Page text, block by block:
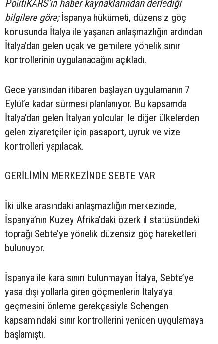
PolitiKARS’ın haber kaynaklarından derlediği
bilgilere göre;İspanya hükümeti, düzensiz göç
konusunda İtalya ile yaşanan anlaşmazlığın ardından
İtalya’dan gelen uçak ve gemilere yönelik sınır
kontrollerinin uygulanacağını açıkladı.
Gece yarısından itibaren başlayan uygulamanın 7
Eylül’e kadar sürmesi planlanıyor. Bu kapsamda
İtalya’dan gelen İtalyan yolcular ile diğer ülkelerden
gelen ziyaretçiler için pasaport, uyruk ve vize
kontrolleri yapılacak.
GERİLİMİN MERKEZİNDE SEBTE VAR
İki ülke arasındaki anlaşmazlığın merkezinde,
İspanya’nın Kuzey Afrika’daki özerk il statüsündeki
toprağı Sebte’ye yönelik düzensiz göç hareketleri
bulunuyor.
İspanya ile kara sınırı bulunmayan İtalya, Sebte’ye
yasa dışı yollarla giren göçmenlerin İtalya’ya
geçmesini önleme gerekçesiyle Schengen
kapsamındaki sınır kontrollerini yeniden uygulamaya
başlamıştı.